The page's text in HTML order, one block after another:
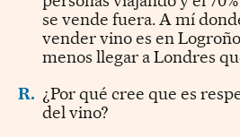
se vende fuera. A mí
vender vino es en
menos llegar a Londres
R. ¿Por qué cree que es
del vino?